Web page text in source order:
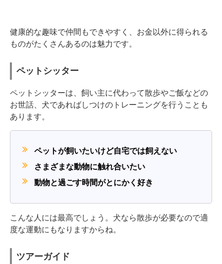
健康的な趣味で仲間もできやすく、お金以外に得られる
ものがたくさんあるのは魅力です。
ペットシッター
ペットシッターは、飼い主に代わって散歩やご飯などの
お世話、犬であればしつけのトレーニングを行うことも
あります。
ペットが飼いたいけど自宅では飼えない
さまざまな動物に触れ合いたい
動物と過ごす時間がとにかく好き
こんな人には最高でしょう。犬なら散歩が必要なので適
度な運動にもなりますからね。
ツアーガイド